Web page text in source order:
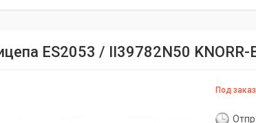
ES2053 / II39782N50 KNORR-
Под заказ